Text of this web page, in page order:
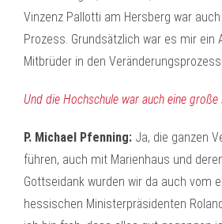
Vinzenz Pallotti am Hersberg war
Prozess. Grundsätzlich war es mir ein
Mitbrüder in den
Und die Hochschule war auch eine
P. Michael Pfenning: Ja, die ganzen
führen, auch mit Marienhaus und
Gottseidank wurden wir da auch vom
hessischen Ministerpräsidenten